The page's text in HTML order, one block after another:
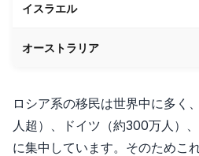
イスラエル
オーストラリア
ロシア系の移民は世界中に多く
人超）、ドイツ（約300万人）
に集中しています。そのためこ